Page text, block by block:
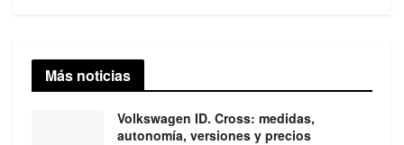
Más noticias
Volkswagen ID. Cross: medidas,
autonomía, versiones y precios